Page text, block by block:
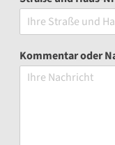
Kommentar oder